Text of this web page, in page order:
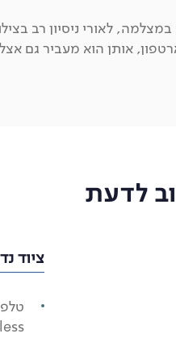
לאורי ניסיון רב
אותן הוא מעביר גם
לדעת
ציוד